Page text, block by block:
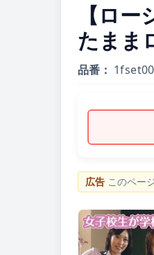
【ロ
たまま
品番：
広告 このペー